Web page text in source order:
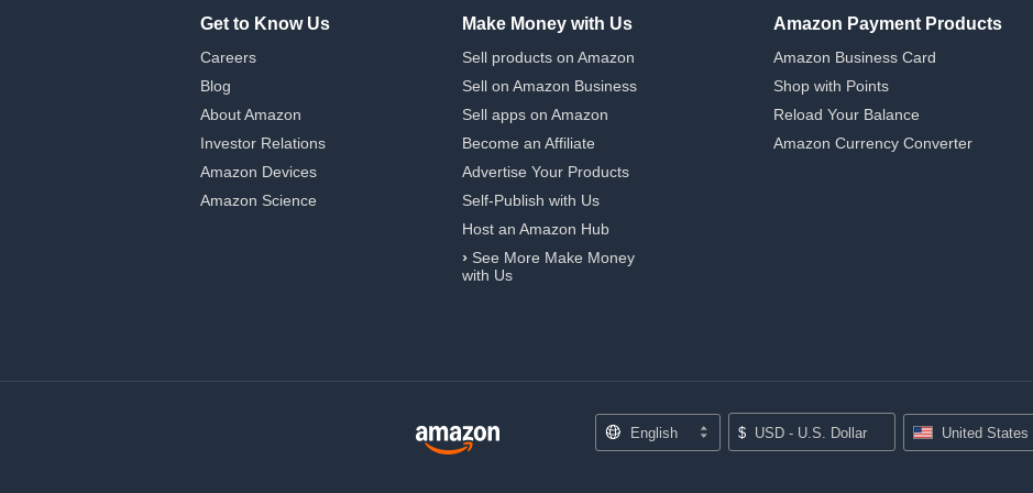
Get to Know Us
Careers
Blog
About Amazon
Investor Relations
Amazon Devices
Amazon Science
Make Money with Us
Sell products on Amazon
Sell on Amazon Business
Sell apps on Amazon
Become an Affiliate
Advertise Your Products
Self-Publish with Us
Host an Amazon Hub
› See More Make Money
with Us
Amazon Payment Products
Amazon Business Card
Shop with Points
Reload Your Balance
Amazon Currency Converter
English $ USD - U.S. Dollar United States